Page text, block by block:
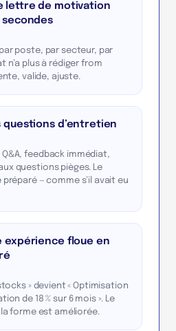
lettre de motivation
secondes
poste, par secteur, par
n’a plus à rédiger from
valide, ajuste.
questions d’entretien
feedback immédiat,
questions pièges. Le
— comme s’il avait eu
expérience floue en
» devient « Optimisation
de 18 % sur 6 mois ». Le
forme est améliorée.